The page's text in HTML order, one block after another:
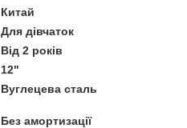
Китай
Для дівчаток
Від 2 років
12"
Вуглецева сталь
Без амортизації